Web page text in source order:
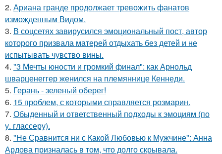
2. Ариана гранде продолжает тревожить фанатов
изможденным Видом.
3. В соцсетях завирусился эмоциональный пост, автор
которого призвала матерей отдыхать без детей и не
испытывать чувство вины.
4. "3 Мечты юности и громкий финал": как Арнольд
шварценеггер женился на племяннице Кеннеди.
5. Герань - зеленый оберег!
6. 15 проблем, с которыми справляется розмарин.
7. Обыденный и ответственный подходы к эмоциям (по
у. глассеру).
8. "Не Сравнится ни с Какой Любовью к Мужчине": Анна
Ардова призналась в том, что долго скрывала.